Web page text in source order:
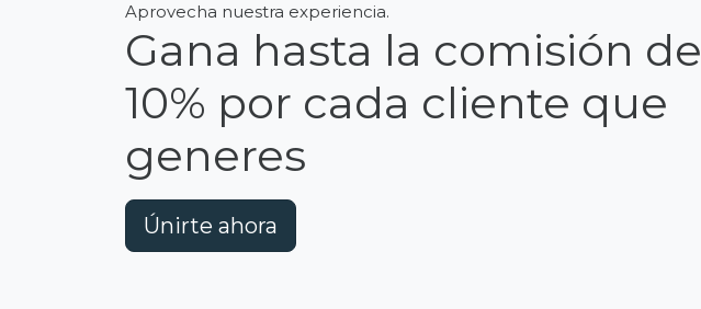
Aprovecha nuestra experiencia.
Gana hasta la comisión de
10% por cada cliente que
generes
Únirte ahora